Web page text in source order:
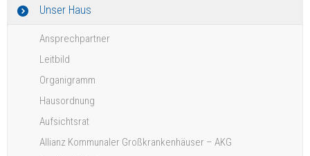
Unser Haus
Ansprechpartner
Leitbild
Organigramm
Hausordnung
Aufsichtsrat
Allianz Kommunaler Großkrankenhäuser – AKG